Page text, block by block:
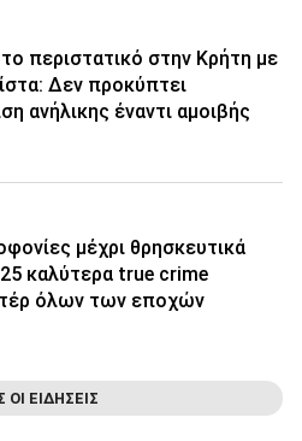
περιστατικό στην Κρήτη με
Δεν προκύπτει
ανήλικης έναντι αμοιβής
μέχρι θρησκευτικά
καλύτερα true crime
όλων των εποχών
ΟΙ ΕΙΔΗΣΕΙΣ